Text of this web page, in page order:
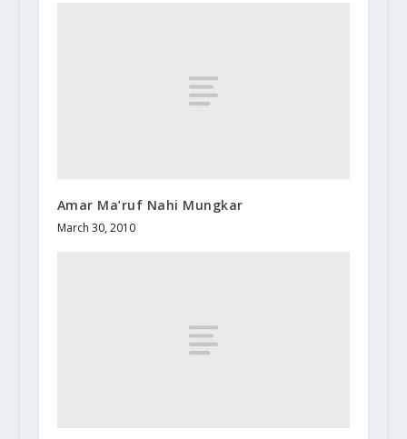
Amar Ma’ruf Nahi Mungkar
March 30, 2010